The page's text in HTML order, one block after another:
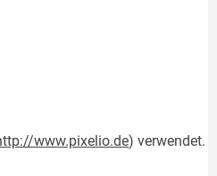
www.pixelio.de) verwendet.